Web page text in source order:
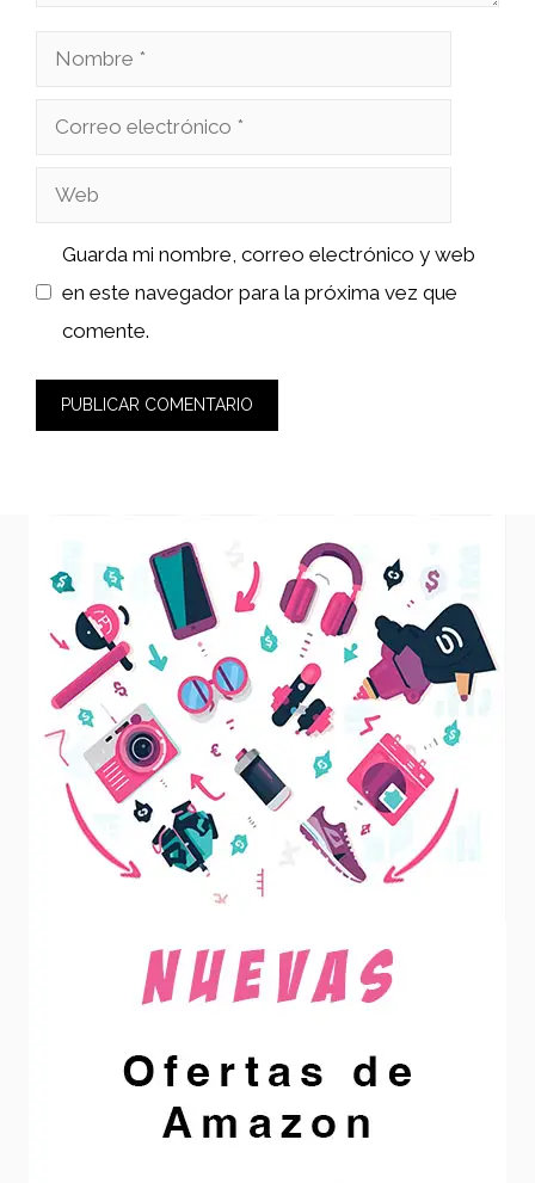
Nombre
Correo
Web
Guarda mi nombre, correo electrónico y web
en este navegador para la próxima vez que
comente.